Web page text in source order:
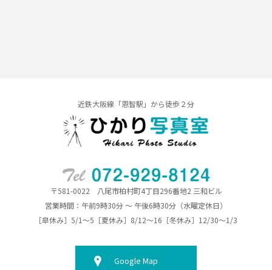
近鉄大阪線「恩智駅」から徒歩２分
〒581-0022 八尾市柏村町4丁目296番地2 三和ビル
営業時間：午前9時30分 ～ 午後6時30分（水曜定休日）
［皐休み］5/1～5［夏休み］8/12～16［冬休み］12/30～1/3
Google Map